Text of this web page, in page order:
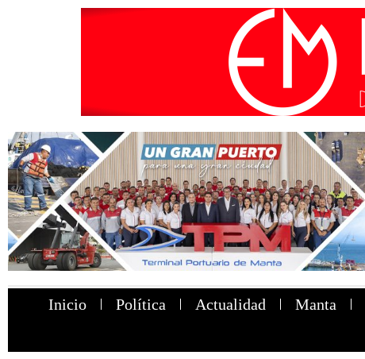
Inicio Política Actualidad Manta